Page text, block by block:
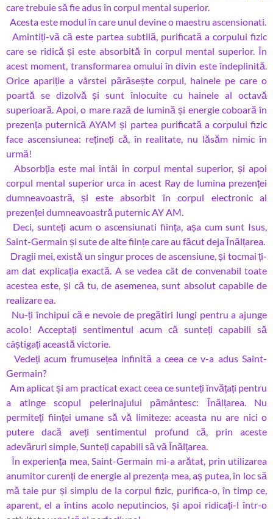
care trebuie să fie adus în corpul mental superior.
Acesta este modul în care unul devine o maestru ascensionati.
Amintiți-vă că este partea subtilă, purificată a corpului fizic
care se ridică și este absorbită în corpul mental superior. În
acest moment, transformarea omului în divin este îndeplinită.
Orice apariție a vârstei părăsește corpul, hainele pe care o
poartă se dizolvă și sunt înlocuite cu hainele al octavă
superioară. Apoi, o mare rază de lumină și energie coboară în
prezența puternică AYAM și partea purificată a corpului fizic
face ascensiunea: rețineți că, în realitate, nu lăsăm nimic în
urmă!
Absorbția este mai întâi în corpul mental superior, și apoi
corpul mental superior urca in acest Ray de lumina prezenței
dumneavoastră, și este absorbit în corpul electronic al
prezenței dumneavoastră puternic AY AM.
Deci, sunteți acum o ascensiunati ființa, așa cum sunt Isus,
Saint-Germain și sute de alte ființe care au făcut deja Înălțarea.
Dragii mei, există un singur proces de ascensiune, și tocmai ți-
am dat explicația exactă. A se vedea cât de convenabil toate
acestea este, și că tu, de asemenea, sunt absolut capabile de
realizare ea.
Nu-ți închipui că e nevoie de pregătiri lungi pentru a ajunge
acolo! Acceptați sentimentul acum că sunteți capabili să
câștigați această victorie.
Vedeți acum frumusețea infinită a ceea ce v-a adus Saint-
Germain?
Am aplicat și am practicat exact ceea ce sunteți învățați pentru
a atinge scopul pelerinajului pământesc: Înălțarea. Nu
permiteți ființei umane să vă limiteze: aceasta nu are nici o
putere dacă aveți sentimentul profund că, prin aceste
adevăruri simple, Sunteți capabili să vă Înălțarea.
În experiența mea, Saint-Germain mi-a arătat, prin utilizarea
anumitor curenți de energie al prezența mea, aș putea, în loc să
mă taie pur și simplu de la corpul fizic, purifica-o, în timp ce,
aparent, el a întins acolo neputincios, și apoi ridicați-l într-o